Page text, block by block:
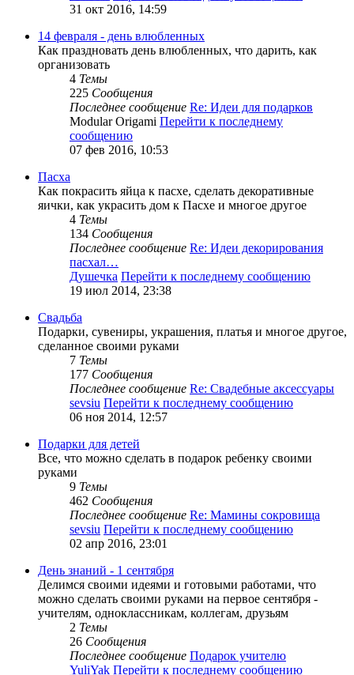
31 окт 2016, 14:59
14 февраля - день влюбленных
Как праздновать день влюбленных, что дарить, как
организовать
4 Темы
225 Сообщения
Последнее сообщение Re: Идеи для подарков
Modular Origami Перейти к последнему
сообщению
07 фев 2016, 10:53
Пасха
Как покрасить яйца к пасхе, сделать декоративные
яички, как украсить дом к Пасхе и многое другое
4 Темы
134 Сообщения
Последнее сообщение Re: Идеи декорирования
пасхал…
Душечка Перейти к последнему сообщению
19 июл 2014, 23:38
Свадьба
Подарки, сувениры, украшения, платья и многое другое,
сделанное своими руками
7 Темы
177 Сообщения
Последнее сообщение Re: Свадебные аксессуары
sevsiu Перейти к последнему сообщению
06 ноя 2014, 12:57
Подарки для детей
Все, что можно сделать в подарок ребенку своими
руками
9 Темы
462 Сообщения
Последнее сообщение Re: Мамины сокровища
sevsiu Перейти к последнему сообщению
02 апр 2016, 23:01
День знаний - 1 сентября
Делимся своими идеями и готовыми работами, что
можно сделать своими руками на первое сентября -
учителям, одноклассникам, коллегам, друзьям
2 Темы
26 Сообщения
Последнее сообщение Подарок учителю
YuliYak Перейти к последнему сообщению